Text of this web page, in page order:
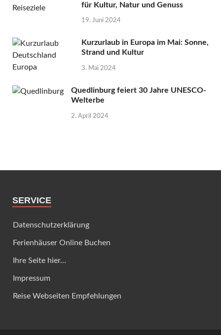
für Kultur, Natur und Genuss
19. Juni 2024
Kurzurlaub in Europa im Mai: Sonne,
Strand und Kultur
3. Mai 2024
Quedlinburg feiert 30 Jahre UNESCO-
Welterbe
2. April 2024
SERVICE
Datenschutzerklärung
Ferienhäuser Online Buchen
Ihre Seite hier…
Impressum
Reise Webseiten Empfehlungen